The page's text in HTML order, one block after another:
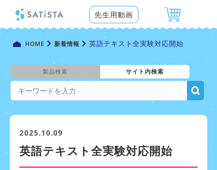
先生用動画
HOME 新着情報 英語テキスト全実験対応開始
製品検索 サイト内検索
2025.10.09
英語テキスト全実験対応開始